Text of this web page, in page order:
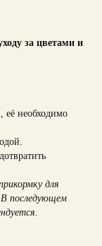
за цветами и
её необходимо
для
последующем